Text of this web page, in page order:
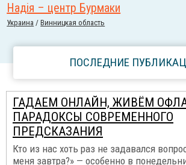
Надія – центр Бурмаки
Украина /Винницкая область
ПОСЛЕДНИЕ
ГАДАЕМ ОНЛАЙН, ЖИВЁМ
ПАРАДОКСЫ СОВРЕМЕННОГО
ПРЕДСКАЗАНИЯ
Кто из нас хоть раз не задавался
меня завтра?» — особенно в